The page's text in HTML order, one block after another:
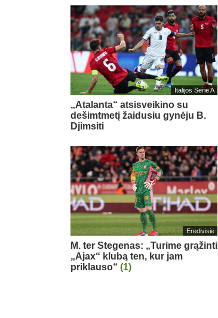
Italijos Serie A
„Atalanta“ atsisveikino su
dešimtmetį žaidusiu gynėju B.
Djimsiti
Eredivisie
M. ter Stegenas: „Turime grąžinti
„Ajax“ klubą ten, kur jam
priklauso“ (1)